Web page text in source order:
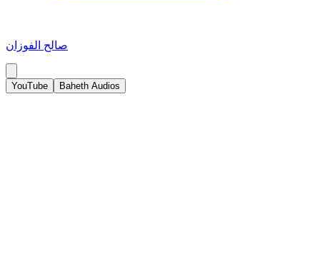
صالح الفوزان
YouTube Baheth Audios